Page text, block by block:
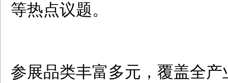
等热点议题。
参展品类丰富多元，覆盖全